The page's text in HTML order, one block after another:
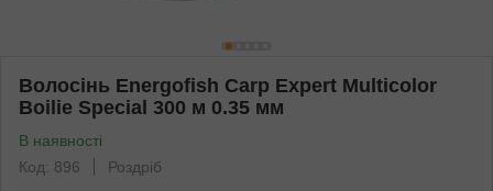
Волосінь Energofish Carp Expert Multicolor
Boilie Special 300 м 0.35 мм
В наявності
Код: 896
Роздріб